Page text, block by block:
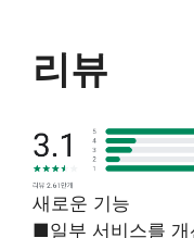
리뷰
새로운 기능
■일부 서비스를 개